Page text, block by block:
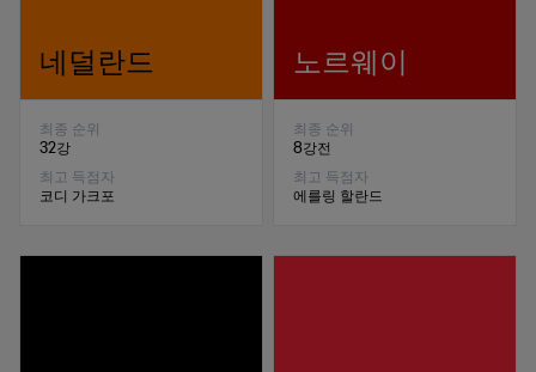
네덜란드
최종 순위
32강
최고 득점자
코디 가크포
노르웨이
최종 순위
8강전
최고 득점자
에를링 할란드